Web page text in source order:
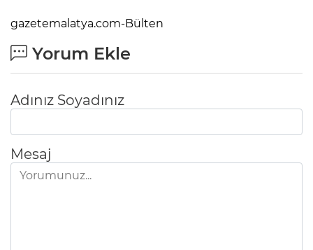
gazetemalatya.com-Bülten
Yorum Ekle
Adınız Soyadınız
Mesaj